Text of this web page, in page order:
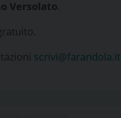
Versolato.
scrivi@farandola.it